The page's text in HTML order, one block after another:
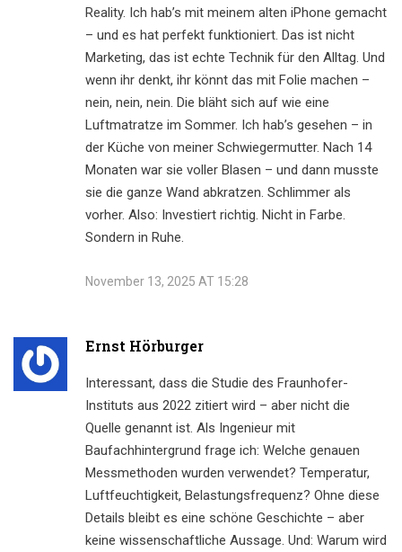
Reality. Ich hab’s mit meinem alten iPhone gemacht
– und es hat perfekt funktioniert. Das ist nicht
Marketing, das ist echte Technik für den Alltag. Und
wenn ihr denkt, ihr könnt das mit Folie machen –
nein, nein, nein. Die bläht sich auf wie eine
Luftmatratze im Sommer. Ich hab’s gesehen – in
der Küche von meiner Schwiegermutter. Nach 14
Monaten war sie voller Blasen – und dann musste
sie die ganze Wand abkratzen. Schlimmer als
vorher. Also: Investiert richtig. Nicht in Farbe.
Sondern in Ruhe.
November 13, 2025 AT 15:28
Ernst Hörburger
Interessant, dass die Studie des Fraunhofer-
Instituts aus 2022 zitiert wird – aber nicht die
Quelle genannt ist. Als Ingenieur mit
Baufachhintergrund frage ich: Welche genauen
Messmethoden wurden verwendet? Temperatur,
Luftfeuchtigkeit, Belastungsfrequenz? Ohne diese
Details bleibt es eine schöne Geschichte – aber
keine wissenschaftliche Aussage. Und: Warum wird